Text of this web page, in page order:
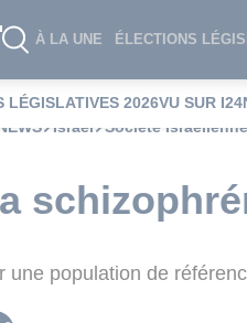
À LA UNE ÉLECTIONS
LÉGISLATIVES 2026VU SUR
Israël Société Israélienne
une population de